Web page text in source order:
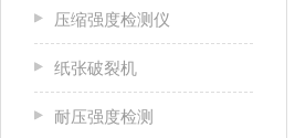
压缩强度检测仪
纸张破裂机
耐压强度检测